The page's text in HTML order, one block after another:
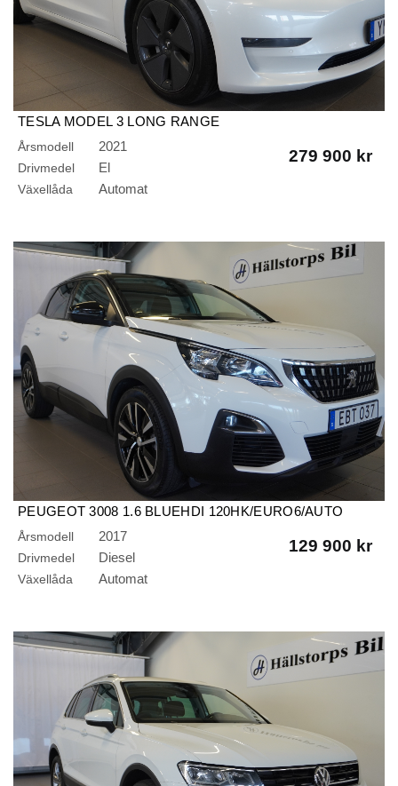
TESLA MODEL 3 LONG RANGE
AWD/DRAG/PANORAMA/NAVI/KAMERA/LÄDER/441 HK
Årsmodell 2021
Drivmedel El
Växellåda Automat
279 900 kr
PEUGEOT 3008 1.6 BLUEHDI 120HK/EURO6/AUTO
Årsmodell 2017
Drivmedel Diesel
Växellåda Automat
129 900 kr